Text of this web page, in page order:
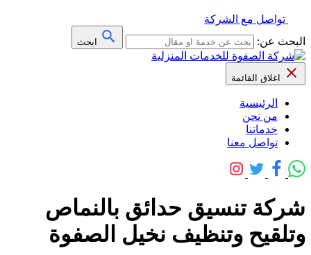
تواصل مع الشركة
البحث عن:
ابحث
اغلاق القائمة
الرئيسية
من نحن
خدماتنا
تواصل معنا
شركة تنسيق حدائق بالنماص
وتلقيح وتنظيف نخيل الصفوة